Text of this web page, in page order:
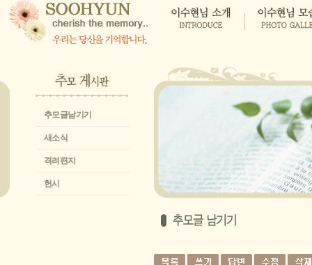
추모글남기기
새소식
격려편지
헌시